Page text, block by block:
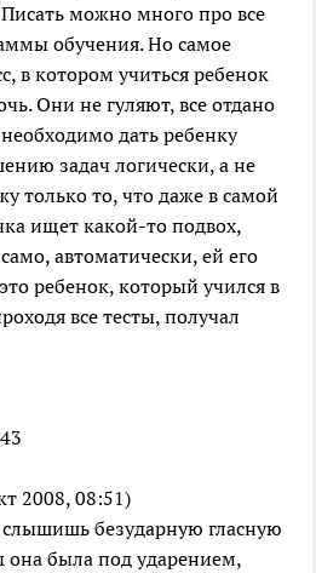
можно много про все
обучения. Но самое
в котором учиться ребенок
Они не гуляют, все отдано
дать ребенку
задач логически, а не
только то, что даже в самой
ищет какой-то подвох,
автоматически, ей его
ребенок, который учился в
все тесты, получал
2008, 08:51)
безударную гласную
она была под ударением,